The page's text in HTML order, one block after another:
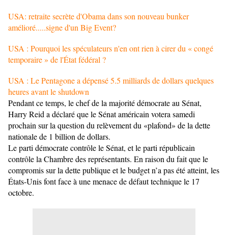
USA: retraite secrète d'Obama dans son nouveau bunker
amélioré.....signe d'un Big Event?
USA : Pourquoi les spéculateurs n'en ont rien à cirer du « congé
temporaire » de l'État fédéral ?
USA : Le Pentagone a dépensé 5.5 milliards de dollars quelques
heures avant le shutdown
Pendant ce temps, le chef de la majorité démocrate au Sénat,
Harry Reid a déclaré que le Sénat américain votera samedi
prochain sur la question du relèvement du «plafond» de la dette
nationale de 1 billion de dollars.
Le parti démocrate contrôle le Sénat, et le parti républicain
contrôle la Chambre des représentants. En raison du fait que le
compromis sur la dette publique et le budget n’a pas été atteint, les
États-Unis font face à une menace de défaut technique le 17
octobre.